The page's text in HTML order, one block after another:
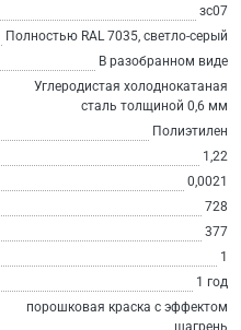
зс07
Полностью RAL 7035, светло-серый
В разобранном виде
Углеродистая холоднокатаная
сталь толщиной 0,6 мм
Полиэтилен
1,22
0,0021
728
377
1
1 год
порошковая краска с эффектом
шагрень